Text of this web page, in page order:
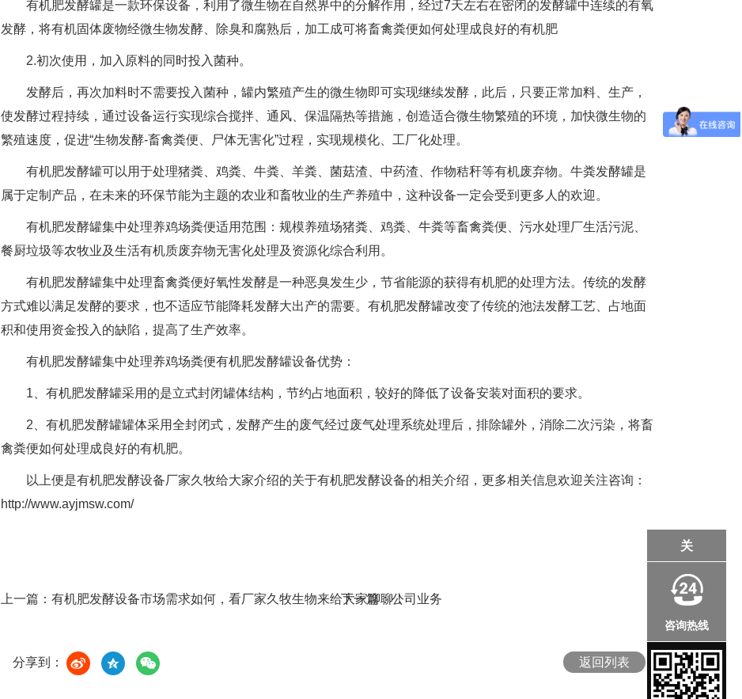
有机肥发酵罐是一款环保设备，利用了微生物在自然界中的分解作用，经过7天左右在密闭的发酵罐中连续的有氧
发酵，将有机固体废物经微生物发酵、除臭和腐熟后，加工成可将畜禽粪便如何处理成良好的有机肥
2.初次使用，加入原料的同时投入菌种。
发酵后，再次加料时不需要投入菌种，罐内繁殖产生的微生物即可实现继续发酵，此后，只要正常加料、生产，
使发酵过程持续，通过设备运行实现综合搅拌、通风、保温隔热等措施，创造适合微生物繁殖的环境，加快微生物的
繁殖速度，促进“生物发酵-畜禽粪便、尸体无害化”过程，实现规模化、工厂化处理。
有机肥发酵罐可以用于处理猪粪、鸡粪、牛粪、羊粪、菌菇渣、中药渣、作物秸秆等有机废弃物。牛粪发酵罐是
属于定制产品，在未来的环保节能为主题的农业和畜牧业的生产养殖中，这种设备一定会受到更多人的欢迎。
有机肥发酵罐集中处理养鸡场粪便适用范围：规模养殖场猪粪、鸡粪、牛粪等畜禽粪便、污水处理厂生活污泥、
餐厨垃圾等农牧业及生活有机质废弃物无害化处理及资源化综合利用。
有机肥发酵罐集中处理畜禽粪便好氧性发酵是一种恶臭发生少，节省能源的获得有机肥的处理方法。传统的发酵
方式难以满足发酵的要求，也不适应节能降耗发酵大出产的需要。有机肥发酵罐改变了传统的池法发酵工艺、占地面
积和使用资金投入的缺陷，提高了生产效率。
有机肥发酵罐集中处理养鸡场粪便有机肥发酵罐设备优势：
1、有机肥发酵罐采用的是立式封闭罐体结构，节约占地面积，较好的降低了设备安装对面积的要求。
2、有机肥发酵罐罐体采用全封闭式，发酵产生的废气经过废气处理系统处理后，排除罐外，消除二次污染，将畜
禽粪便如何处理成良好的有机肥。
以上便是有机肥发酵设备厂家久牧给大家介绍的关于有机肥发酵设备的相关介绍，更多相关信息欢迎关注咨询：
http://www.ayjmsw.com/
上一篇： 有机肥发酵设备市场需求如何，看厂家久牧生物来给大家聊聊！
下一篇：公司业务
分享到： 返回列表
关
咨询热线